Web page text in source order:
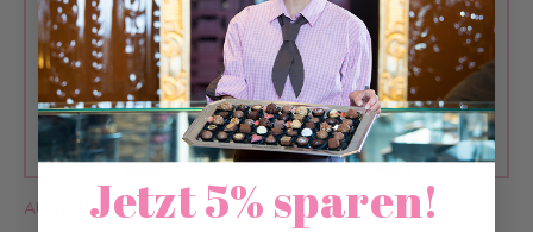
AUSVERKAUFT
AUSVERKAUFT
Jetzt 5% sparen!